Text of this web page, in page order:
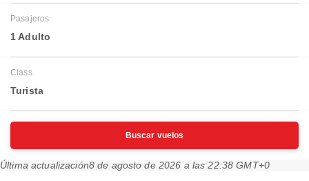
Pasajeros
1 Adulto
Class
Turista
Buscar vuelos
Última actualización8 de agosto de 2026 a las 22:38 GMT+0